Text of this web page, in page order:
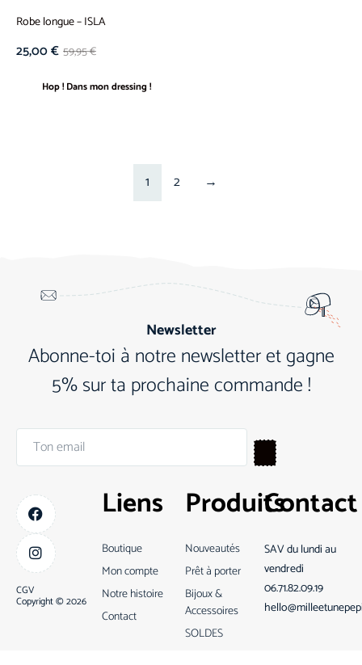
Robe longue – ISLA
59,95€
25,00€
Hop ! Dans mon dressing !
1 2 →
Newsletter
Abonne-toi à notre newsletter et gagne
5% sur ta prochaine commande !
CGV
Copyright © 2026
Liens
Boutique
Mon compte
Notre histoire
Contact
Produits
Nouveautés
Prêt à porter
Bijoux &
Accessoires
SOLDES
Contact
SAV du lundi au
vendredi
06.71.82.09.19